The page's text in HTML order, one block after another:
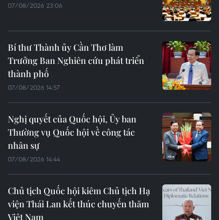
07/08/2026 23:06
Bí thư Thành ủy Cần Thơ làm
Trưởng Ban Nghiên cứu phát triển
thành phố
07/08/2026 14:57
Nghị quyết của Quốc hội, Ủy ban
Thường vụ Quốc hội về công tác
nhân sự
07/08/2026 14:44
Chủ tịch Quốc hội kiêm Chủ tịch Hạ
viện Thái Lan kết thúc chuyến thăm
Việt Nam